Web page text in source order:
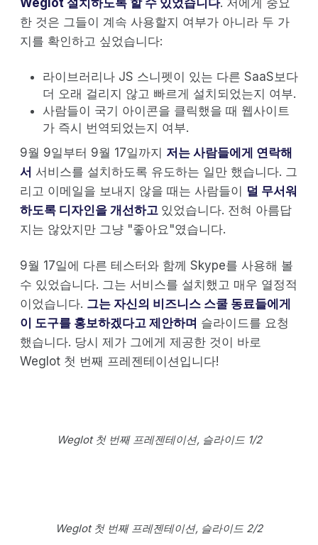
한 것은 그들이 계속 사용할지 여부가 아니라 두 가
지를 확인하고 싶었습니다:
라이브러리나 JS 스니펫이 있는 다른 SaaS보다
더 오래 걸리지 않고 빠르게 설치되었는지 여부.
사람들이 국기 아이콘을 클릭했을 때 웹사이트
가 즉시 번역되었는지 여부.
9월 9일부터 9월 17일까지 저는 사람들에게 연락해
서 서비스를 설치하도록 유도하는 일만 했습니다. 그
리고 이메일을 보내지 않을 때는 사람들이 덜 무서워
하도록 디자인을 개선하고 있었습니다. 전혀 아름답
지는 않았지만 그냥 "좋아요"였습니다.
9월 17일에 다른 테스터와 함께 Skype를 사용해 볼
수 있었습니다. 그는 서비스를 설치했고 매우 열정적
이었습니다. 그는 자신의 비즈니스 스쿨 동료들에게
이 도구를 홍보하겠다고 제안하며 슬라이드를 요청
했습니다. 당시 제가 그에게 제공한 것이 바로
Weglot 첫 번째 프레젠테이션입니다!
Weglot 첫 번째 프레젠테이션, 슬라이드 1/2
Weglot 첫 번째 프레젠테이션, 슬라이드 2/2